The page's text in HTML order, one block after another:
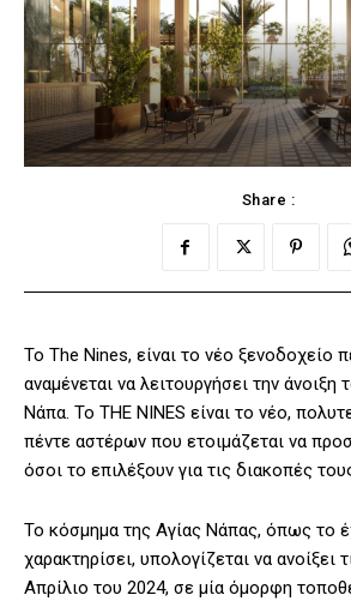
Share :
Το The Nines, είναι το νέο ξενοδοχείο
αναμένεται να λειτουργήσει την άνοιξη
Νάπα. Το THE NINES είναι το νέο,
πέντε αστέρων που ετοιμάζεται να
όσοι το επιλέξουν για τις διακοπές
Το κόσμημα της Αγίας Νάπας, όπως το
χαρακτηρίσει, υπολογίζεται να ανοίξει
Απρίλιο του 2024, σε μία όμορφη